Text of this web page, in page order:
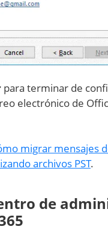
para terminar de
electrónico de
migrar mensajes
archivos PST.
de